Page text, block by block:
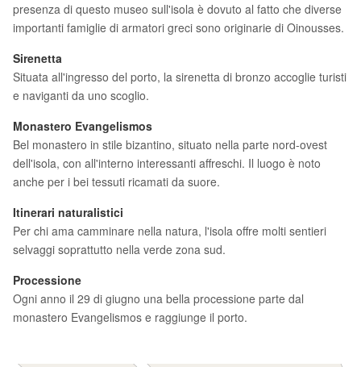
presenza di questo museo sull'isola è dovuto al fatto che diverse
importanti famiglie di armatori greci sono originarie di Oinousses.
Sirenetta
Situata all'ingresso del porto, la sirenetta di bronzo accoglie turisti
e naviganti da uno scoglio.
Monastero Evangelismos
Bel monastero in stile bizantino, situato nella parte nord-ovest
dell'isola, con all'interno interessanti affreschi. Il luogo è noto
anche per i bei tessuti ricamati da suore.
Itinerari naturalistici
Per chi ama camminare nella natura, l'isola offre molti sentieri
selvaggi soprattutto nella verde zona sud.
Processione
Ogni anno il 29 di giugno una bella processione parte dal
monastero Evangelismos e raggiunge il porto.